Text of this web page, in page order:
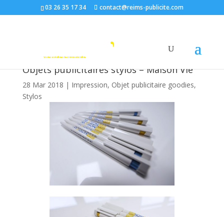
03 26 35 17 34 contact@reims-publicite.com
Objets publicitaires stylos – Maison Vie
28 Mar 2018 | Impression, Objet publicitaire goodies,
Stylos